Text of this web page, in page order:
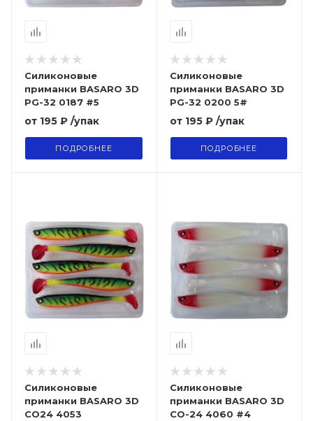
Силиконовые
приманки BASARO 3D
PG-32 0187 #5
от 195 ₽ /упак
ПОДРОБНЕЕ
Силиконовые
приманки BASARO 3D
PG-32 0200 5#
от 195 ₽ /упак
ПОДРОБНЕЕ
Силиконовые
приманки BASARO 3D
CO24 4053
Силиконовые
приманки BASARO 3D
CO-24 4060 #4